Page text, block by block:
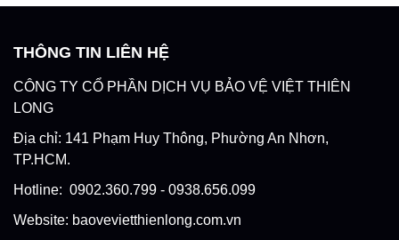
THÔNG TIN LIÊN HỆ
CÔNG TY CỔ PHẦN DỊCH VỤ BẢO VỆ VIỆT THIÊN
LONG
Địa chỉ: 141 Phạm Huy Thông, Phường An Nhơn,
TP.HCM.
Hotline: 0902.360.799 - 0938.656.099
Website: baovevietthienlong.com.vn